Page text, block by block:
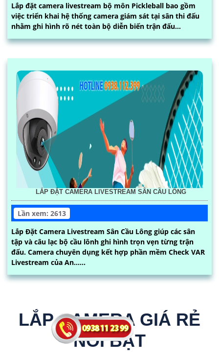
Lắp đặt camera livestream bộ môn Pickleball bao gồm
việc triển khai hệ thống camera giám sát tại sân thi đấu
nhằm ghi hình rõ nét toàn bộ diễn biến trận đấu...
LẮP ĐẶT CAMERA LIVESTREAM SÂN CẦU LÔNG
Lần xem: 2613
Lắp Đặt Camera Livestream Sân Cầu Lông giúp các sân
tập và câu lạc bộ cầu lônh ghi hình trọn vẹn từng trận
đấu. Camera chuyên dụng kết hợp phần mềm Check VAR
Livestream của An......
LẮP CAMERA GIÁ RẺ
NỔI BẬT